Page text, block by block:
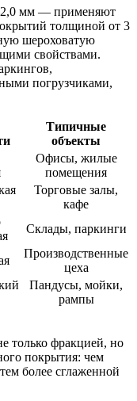
мм — применяют
толщиной от 3
шероховатую
свойствами.
погрузчиками,
Типичные
объекты
Офисы, жилые
помещения
Торговые залы,
кафе
Склады, паркинги
Производственные
цеха
Пандусы, мойки,
рампы
только фракцией, но
покрытия: чем
более сглаженной